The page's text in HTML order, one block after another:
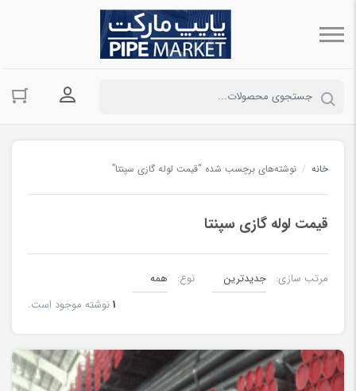
ورود به
خانه / نوشته‌های برچسب شده “قیمت لوله گازی سپنتا”
قیمت لوله گازی سپنتا
مرتب سازی:
نوع:
1نوشته موجود است.